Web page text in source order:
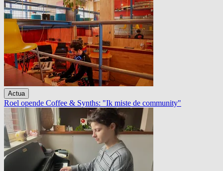
Actua
Roel opende Coffee & Synths: "Ik miste de community"